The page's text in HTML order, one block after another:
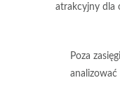
atrakcyjny dla
Poza